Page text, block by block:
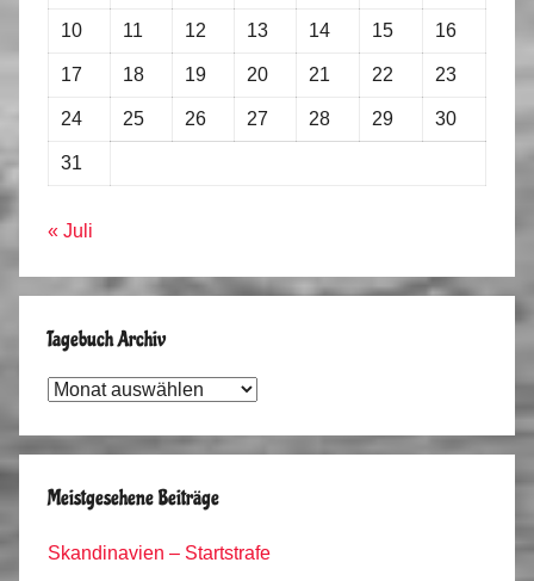
10 11 12 13 14 15 16
17 18 19 20 21 22 23
24 25 26 27 28 29 30
31
« Juli
Tagebuch Archiv
Tagebuch
Meistgesehene Beiträge
Skandinavien – Startstrafe